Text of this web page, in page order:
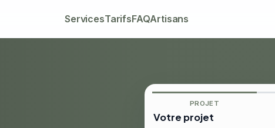
ServicesTarifsFAQArtisans
PROJET
Votre projet